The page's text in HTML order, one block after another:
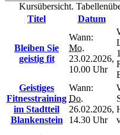
Kursübersicht.
Titel
Datum
Bleiben Sie
geistig fit
Wann:
Mo.
23.02.2026,
10.00 Uhr
Geistiges
Fitnesstraining
im Stadtteil
Blankenstein
Wann:
Do.
26.02.2026,
14.30 Uhr